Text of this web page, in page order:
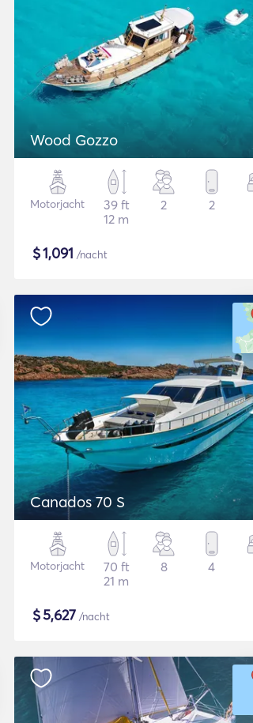
Wood Gozzo
Motorjacht
39 ft
12 m
2 2
$1,091 /nacht
Canados 70 S
Motorjacht
70 ft
21 m
8 4
$5,627 /nacht